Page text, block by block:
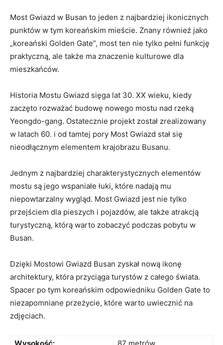
Most​ Gwiazd w Busan to jeden⁢ z najbardziej ikonicznych
punktów w tym koreańskim mieście. Znany również jako
„koreański Golden ⁢Gate”, most ten nie tylko pełni funkcję
praktyczną, ale ​także ma znaczenie kulturowe dla
mieszkańców.
Historia Mostu Gwiazd sięga lat 30. XX wieku, kiedy
zaczęto ‌rozważać budowę nowego ⁣mostu nad‌ rzeką
Yeongdo-gang. Ostatecznie projekt został zrealizowany⁢
w latach 60. i⁢ od tamtej pory Most Gwiazd stał się
nieodłącznym elementem krajobrazu Busanu.
Jednym z najbardziej ​charakterystycznych elementów
mostu są jego wspaniałe łuki, które nadają ⁣mu⁣
niepowtarzalny wygląd. Most Gwiazd jest nie tylko‍
przejściem dla pieszych i pojazdów, ale także atrakcją
turystyczną, którą warto zobaczyć podczas pobytu w
Busan.
Dzięki Mostowi Gwiazd Busan zyskał nową ikonę⁢
architektury, która przyciąga turystów⁣ z⁤ całego świata.
Spacer po tym koreańskim odpowiedniku Golden Gate to
‌niezapomniane przeżycie, które warto uwiecznić na
zdjęciach.
Wysokość:
87 metrów